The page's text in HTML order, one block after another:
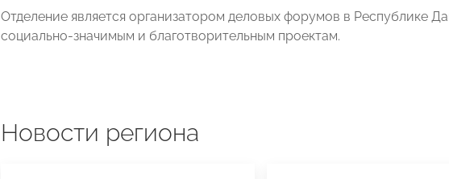
Отделение является организатором деловых форумов в Республике
социально-значимым и благотворительным проектам.
Новости региона